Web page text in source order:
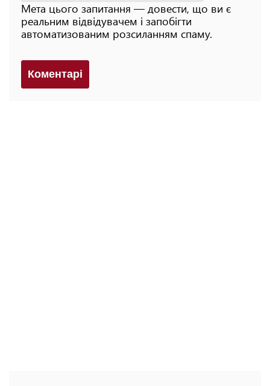
Мета цього запитання — довести, що ви є
реальним відвідувачем і запобігти
автоматизованим розсиланням спаму.
Коментарi